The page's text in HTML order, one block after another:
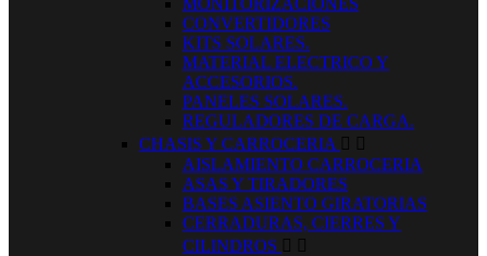
MONITORIZACIONES
CONVERTIDORES
KITS SOLARES.
MATERIAL ELECTRICO Y
ACCESORIOS.
PANELES SOLARES.
REGULADORES DE CARGA.
CHASIS Y CARROCERIA  
AISLAMIENTO CARROCERIA
ASAS Y TIRADORES
BASES ASIENTO GIRATORIAS
CERRADURAS, CIERRES Y
CILINDROS  